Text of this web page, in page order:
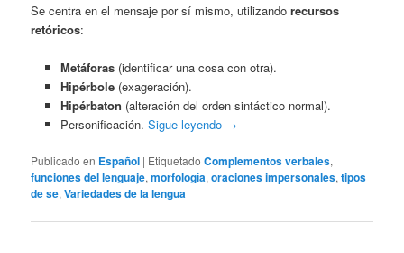
Se centra en el mensaje por sí mismo, utilizandorecursos
retóricos:
Metáforas(identificar una cosa con otra).
Hipérbole(exageración).
Hipérbaton (alteración del orden sintáctico normal).
Personificación. Sigue leyendo →
Publicado en Español | Etiquetado Complementos verbales,
funciones del lenguaje,morfología,oraciones impersonales,tipos
de se,Variedades de la lengua